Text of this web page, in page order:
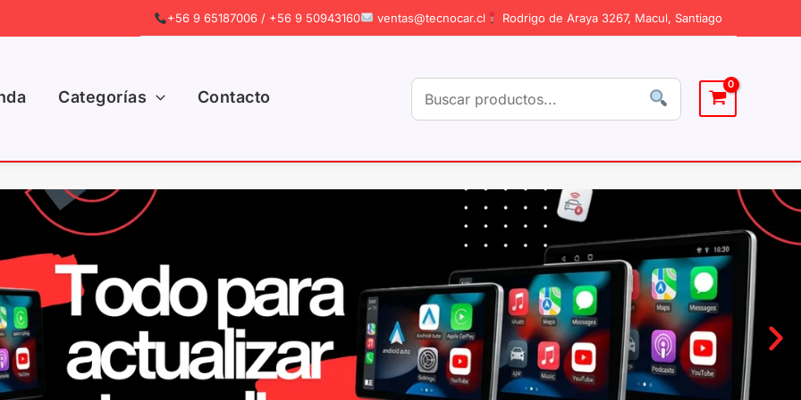
+56 9 65187006 / +56 9 50943160 ventas@tecnocar.cl Rodrigo de Araya 3267, Macul, Santiago
Categorías Contacto